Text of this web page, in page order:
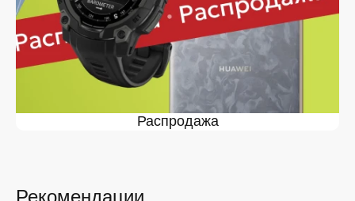
Мы постоянно обновляем ассортимент, отслеживаем
наличие, поддерживаем актуальность информации,
касающейся цен и наличия. Благодаря этому клиенты
получают лучшие предложения и экономят своё
время. Преимущества покупки у нас:
Широкий выбор с регулярным обновлением. Мы
следим за новинками рынка и оперативно
добавляем их в каталог.
Распродажа